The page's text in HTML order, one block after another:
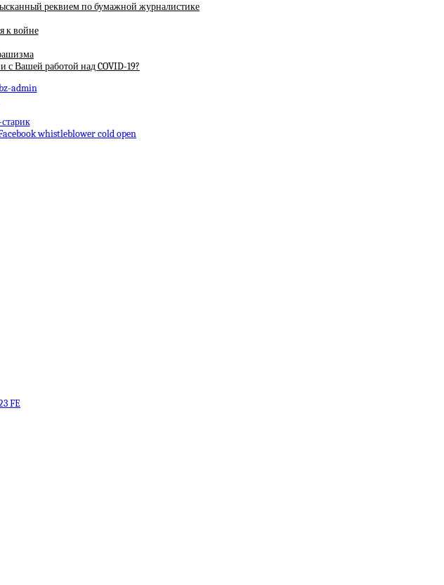
реквием по бумажной журналистике
к войне
Вашей работой над COVID-19?
admin
whistleblower cold open
FE